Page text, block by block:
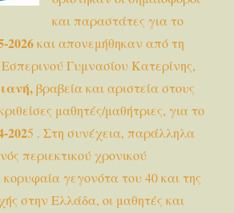
και παραστάτες για το
2026και απονεμήθηκαν από τη
Γυμνασίου Κατερίνης,
βραβεία και αριστεία στους
μαθητές/μαθήτριες, για το
2025 . Στη συνέχεια, παράλληλα
περιεκτικού χρονικού
γεγονότα του 40 και της
στην Ελλάδα, οι μαθητές και